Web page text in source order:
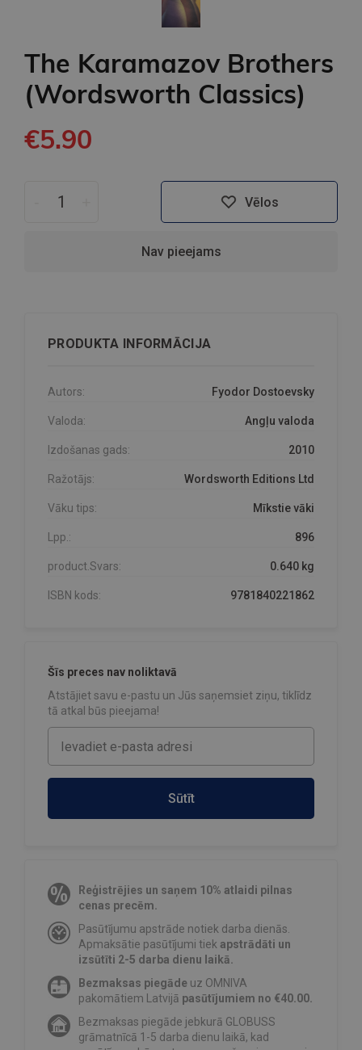
The Karamazov Brothers
(Wordsworth Classics)
€5.90
Vēlos
Nav pieejams
PRODUKTA INFORMĀCIJA
Autors: Fyodor Dostoevsky
Valoda: Angļu valoda
Izdošanas gads: 2010
Ražotājs: Wordsworth Editions Ltd
Vāku tips: Mīkstie vāki
Lpp.: 896
product.Svars: 0.640 kg
ISBN kods: 9781840221862
Šīs preces nav noliktavā
Atstājiet savu e-pastu un Jūs saņemsiet ziņu, tiklīdz
tā atkal būs pieejama!
Sūtīt
Reģistrējies un saņem 10% atlaidi pilnas
cenas precēm.
Pasūtījumu apstrāde notiek darba dienās.
Apmaksātie pasūtījumi tiekapstrādāti un
izsūtīti 2-5 darba dienu laikā.
Bezmaksas piegāde uz OMNIVA
pakomātiem Latvijā pasūtījumiem no €40.00.
Bezmaksas piegāde jebkurā GLOBUSS
grāmatnīcā 1-5 darba dienu laikā, kad